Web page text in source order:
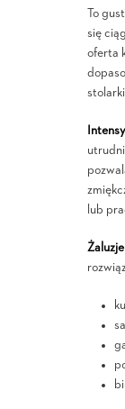
To
się
oferta
lub